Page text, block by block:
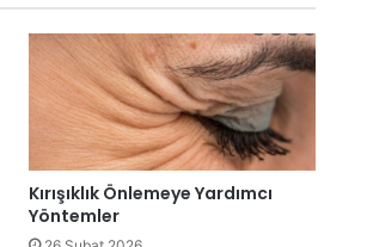
Kırışıklık Önlemeye Yardımcı
Yöntemler